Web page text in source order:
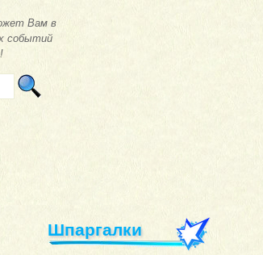
Вам в
событий
Шпаргалки